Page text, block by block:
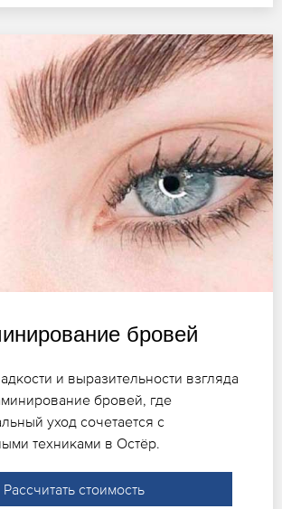
бровей
и выразительности взгляда
бровей, где
уход сочетается с
техниками в Остёр.
Рассчитать стоимость